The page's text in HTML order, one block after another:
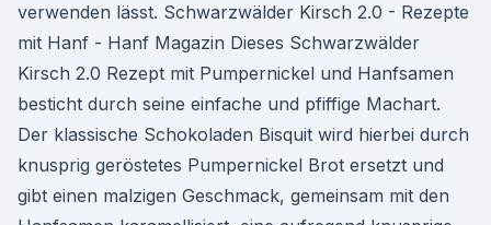
verwenden lässt. Schwarzwälder Kirsch 2.0 - Rezepte
mit Hanf - Hanf Magazin Dieses Schwarzwälder
Kirsch 2.0 Rezept mit Pumpernickel und Hanfsamen
besticht durch seine einfache und pfiffige Machart.
Der klassische Schokoladen Bisquit wird hierbei durch
knusprig geröstetes Pumpernickel Brot ersetzt und
gibt einen malzigen Geschmack, gemeinsam mit den